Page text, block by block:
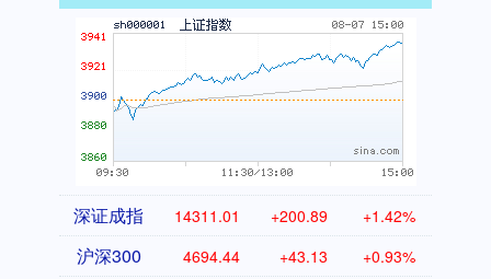
深证成指 14311.01 +200.89 +1.42%
沪深300 4694.44 +43.13 +0.93%